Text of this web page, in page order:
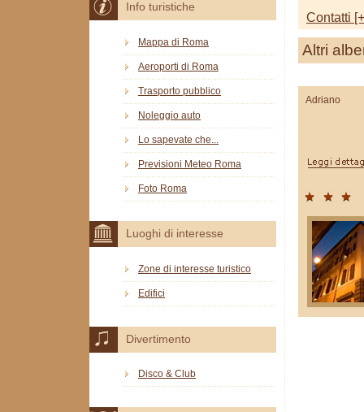
Contatti
Altri
Adriano
Info turistiche
Mappa di Roma
Aeroporti di Roma
Trasporto pubblico
Noleggio auto
Lo sapevate che...
Previsioni Meteo Roma
Foto Roma
Luoghi di interesse
Zone di interesse turistico
Edifici
Divertimento
Disco & Club